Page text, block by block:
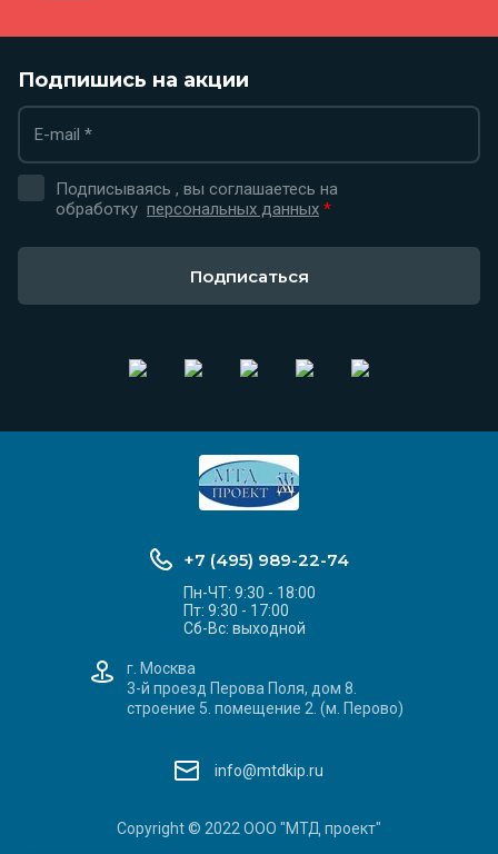
Подпишись на акции
Подписываясь , вы соглашаетесь на
обработку персональных данных *
Подписаться
Copyright © 2022 ООО "МТД проект"
+7 (495) 989-22-74
Пн-ЧТ: 9:30 - 18:00
Пт: 9:30 - 17:00
Сб-Вс: выходной
г. Москва
3-й проезд Перова Поля, дом 8.
строение 5. помещение 2. (м. Перово)
info@mtdkip.ru